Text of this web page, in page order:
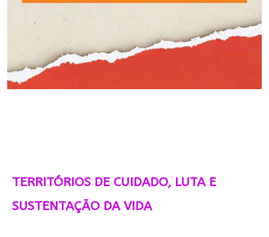
TERRITÓRIOS DE CUIDADO, LUTA E
SUSTENTAÇÃO DA VIDA